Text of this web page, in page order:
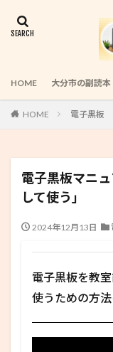
HOME 大分市の副読本
HOME 電子黒板
電子黒板マニ
して使う」
2024年12月13日
電子黒板を教
使うための方法